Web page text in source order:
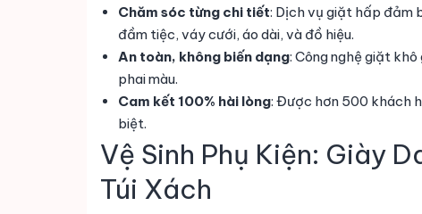
Chăm sóc từng chi tiết: Dịch vụ giặt hấp đảm
đầm tiệc, váy cưới, áo dài, và đồ hiệu.
An toàn, không biến dạng: Công nghệ giặt
phai màu.
Cam kết 100% hài lòng: Được hơn 500 khách
biệt.
Vệ Sinh Phụ Kiện: Giày
Túi Xách